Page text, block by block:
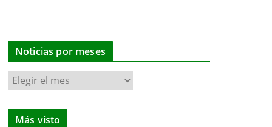
Noticias por meses
N
o
t
Más visto